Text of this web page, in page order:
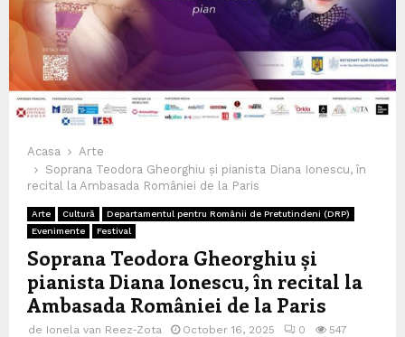
Acasa
Arte
Soprana Teodora Gheorghiu și pianista Diana Ionescu, în
recital la Ambasada României de la Paris
Arte Cultură
Departamentul pentru Românii de Pretutindeni (DRP)
Evenimente
Festival
Soprana Teodora Gheorghiu și
pianista Diana Ionescu, în recital la
Ambasada României de la Paris
de Ionela van Reez-Zota October 16, 2025 0 547